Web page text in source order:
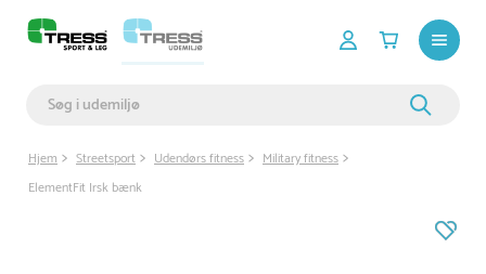
Hjem Streetsport Udendørs fitness
Military fitness
ElementFit Irsk bænk